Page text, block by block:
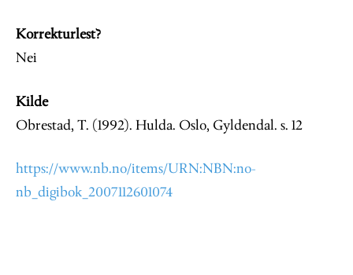
Korrekturlest?
Nei
Kilde
Obrestad, T. (1992). Hulda. Oslo, Gyldendal. s. 12
https://www.nb.no/items/URN:NBN:no-
nb_digibok_2007112601074